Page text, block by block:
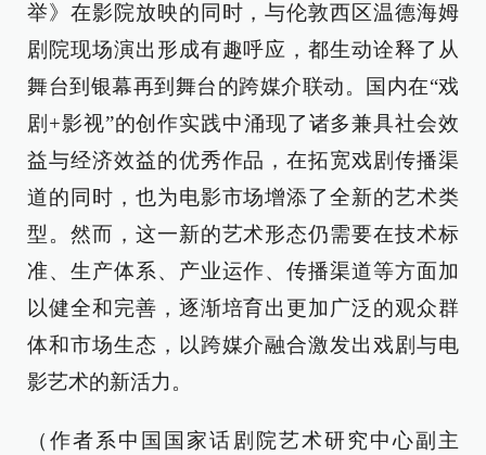
举》在影院放映的同时，与伦敦西区温德海姆
剧院现场演出形成有趣呼应，都生动诠释了从
舞台到银幕再到舞台的跨媒介联动。国内在“戏
剧+影视”的创作实践中涌现了诸多兼具社会效
益与经济效益的优秀作品，在拓宽戏剧传播渠
道的同时，也为电影市场增添了全新的艺术类
型。然而，这一新的艺术形态仍需要在技术标
准、生产体系、产业运作、传播渠道等方面加
以健全和完善，逐渐培育出更加广泛的观众群
体和市场生态，以跨媒介融合激发出戏剧与电
影艺术的新活力。
（作者系中国国家话剧院艺术研究中心副主